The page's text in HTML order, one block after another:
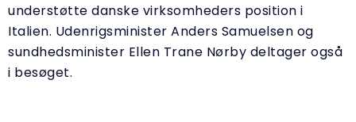
understøtte danske virksomheders position i
Italien. Udenrigsminister Anders Samuelsen og
sundhedsminister Ellen Trane Nørby deltager også
i besøget.